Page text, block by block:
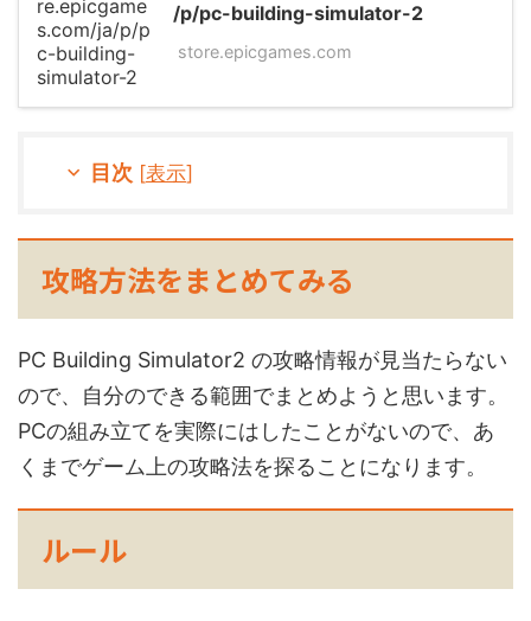
/p/pc-building-simulator-2
store.epicgames.com
目次 [表示]
攻略方法をまとめてみる
PC Building Simulator2 の攻略情報が見当たらない
ので、自分のできる範囲でまとめようと思います。
PCの組み立てを実際にはしたことがないので、あ
くまでゲーム上の攻略法を探ることになります。
ルール